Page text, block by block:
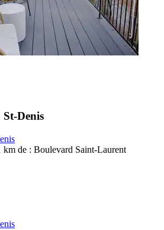
St-Denis
de : Boulevard Saint-Laurent